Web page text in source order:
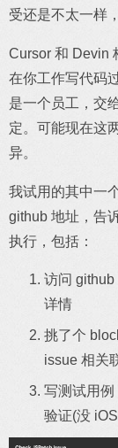
受还是不太一样
Cursor 和 Devin
在你工作写代码
是一个员工，交
定。可能现在这
异。
我试用的其中一
github 地址，告
执行，包括：
访问
详情
挑了个
issue 相关
写测试用
验证(没